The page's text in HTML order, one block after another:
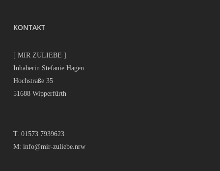
KONTAKT
[ MIR ZULIEBE ]
Inhaberin Stefanie Hagen
Hochstraße 35
51688 Wipperfürth
T: 01573 7939623
M: info@mir-zuliebe.nrw